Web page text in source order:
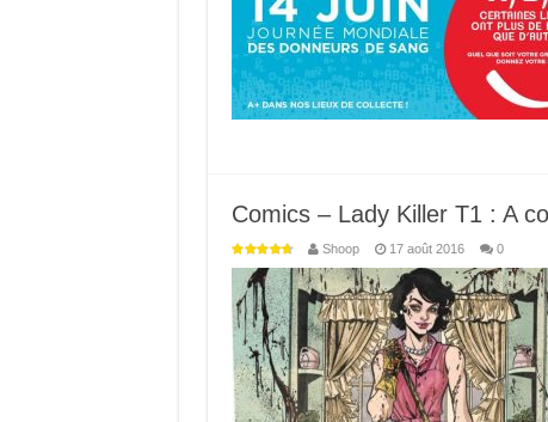
Comics – Lady Killer T1 : A
Shoop 17 août 2016 0